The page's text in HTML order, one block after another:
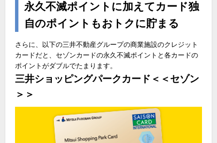
永久不滅ポイントに加えてカード独
自のポイントもおトクに貯まる
さらに、以下の三井不動産グループの商業施設のクレジット
カードだと、セゾンカードの永久不滅ポイントと各カードの
ポイントがダブルでたまります。
三井ショッピングパークカード＜＜セゾン
＞＞